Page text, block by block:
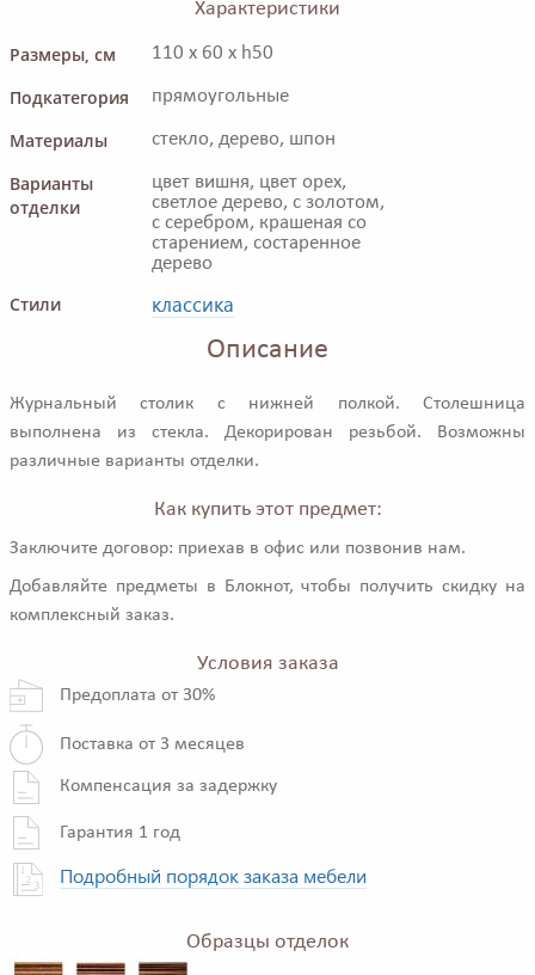
Характеристики
Размеры, см
110 x 60 x h50
Подкатегория прямоугольные
Материалы стекло, дерево, шпон
Варианты
отделки
цвет вишня, цвет орех,
светлое дерево, с золотом,
с серебром, крашеная со
старением, состаренное
дерево
Стили классика
Описание
Журнальный столик с нижней полкой. Столешница
выполнена из стекла. Декорирован резьбой. Возможны
различные варианты отделки.
Как купить этот предмет:
Заключите договор: приехав в офис или позвонив нам.
Добавляйте предметы в Блокнот, чтобы получить скидку на
комплексный заказ.
Условия заказа
Предоплата от 30%
Поставка от 3 месяцев
Компенсация за задержку
Гарантия 1 год
Подробный порядок заказа мебели
Образцы отделок